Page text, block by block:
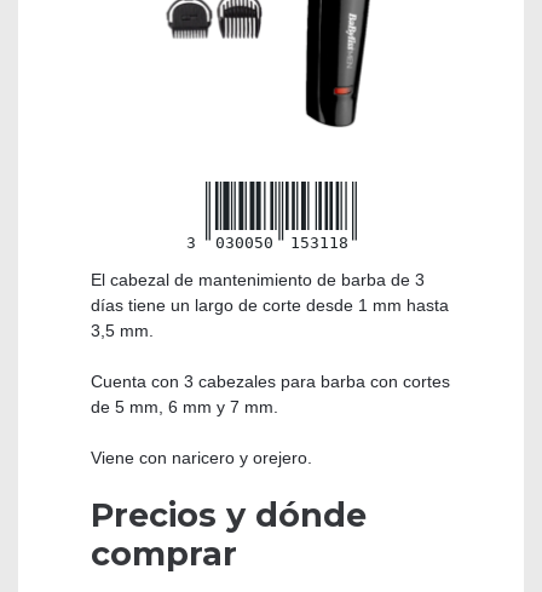
3 030050 153118
El cabezal de mantenimiento de barba de 3
días tiene un largo de corte desde 1 mm hasta
3,5 mm.
Cuenta con 3 cabezales para barba con cortes
de 5 mm, 6 mm y 7 mm.
Viene con naricero y orejero.
Precios y dónde
comprar